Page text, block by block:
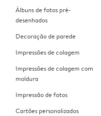
Álbuns de fotos pré-
desenhados
Decoração de parede
Impressões de colagem
Impressões de colagem com
moldura
Impressão de fotos
Cartões personalizados